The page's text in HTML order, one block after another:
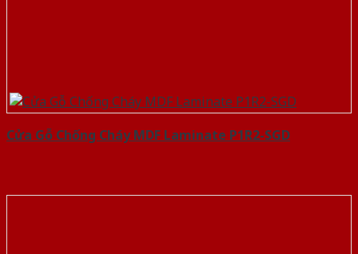
Cửa Gỗ Chống Cháy MDF Laminate P1R2-SGD